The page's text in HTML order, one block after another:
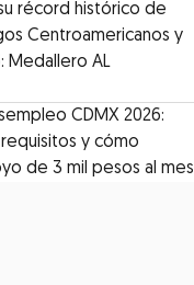
récord histórico de
Centroamericanos y
Medallero AL
CDMX 2026:
y cómo
de 3 mil pesos al mes